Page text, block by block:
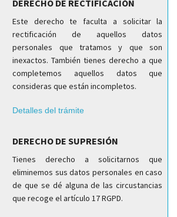
DERECHO DE RECTIFICACIÓN
Este derecho te faculta a solicitar la
rectificación de aquellos datos
personales que tratamos y que son
inexactos. También tienes derecho a que
completemos aquellos datos que
consideras que están incompletos.
Detalles del trámite
DERECHO DE SUPRESIÓN
Tienes derecho a solicitarnos que
eliminemos sus datos personales en caso
de que se dé alguna de las circustancias
que recoge el artículo 17 RGPD.